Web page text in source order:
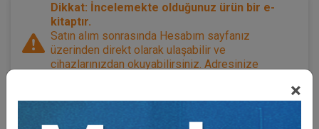
×
Dikkat: İncelemekte olduğunuz ürün bir e-
kitaptır.
Satın alım sonrasında Hesabım sayfanız
üzerinden direkt olarak ulaşabilir ve
cihazlarınızdan okuyabilirsiniz. Adresinize